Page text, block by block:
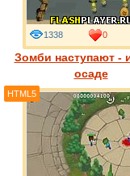
Зомби наступают -
осаде
1338 0
HTML5